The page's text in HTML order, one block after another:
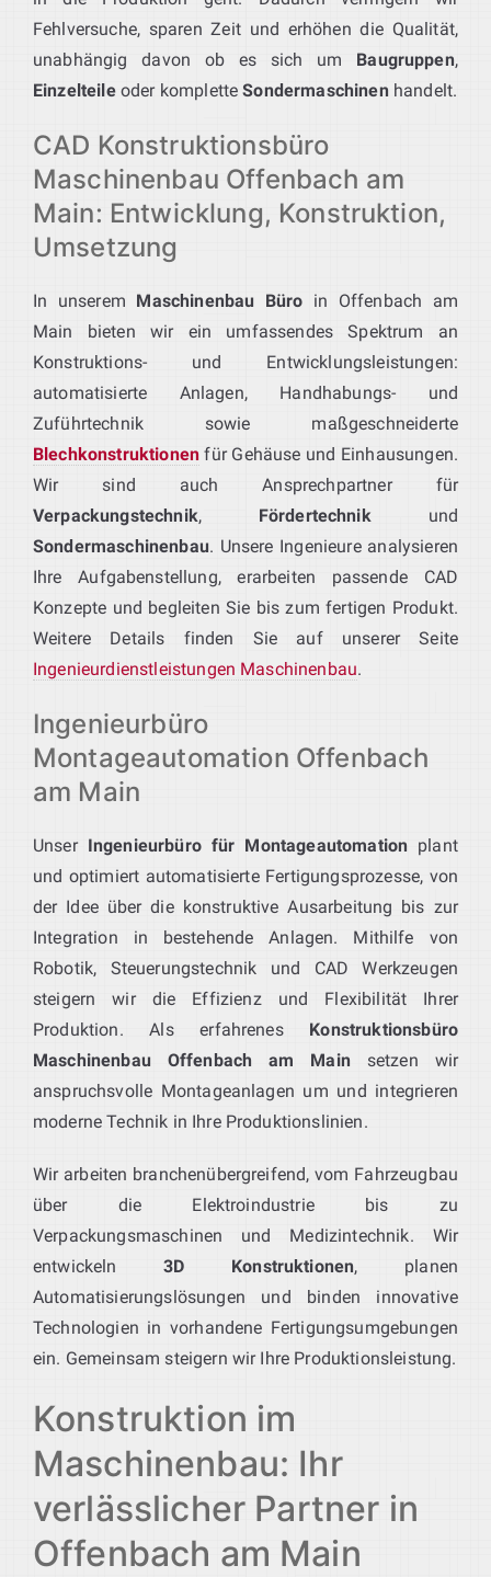
Fehlversuche, sparen Zeit und erhöhen die Qualität,
unabhängig davon ob es sich um Baugruppen,
Einzelteileoder kompletteSondermaschinenhandelt.
CAD Konstruktionsbüro
Maschinenbau Offenbach am
Main: Entwicklung, Konstruktion,
Umsetzung
In unserem Maschinenbau Büro in Offenbach am
Main bieten wir ein umfassendes Spektrum an
Konstruktions- und Entwicklungsleistungen:
automatisierte Anlagen, Handhabungs- und
Zuführtechnik sowie maßgeschneiderte
Blechkonstruktionen für Gehäuse und Einhausungen.
Wir sind auch Ansprechpartner für
Verpackungstechnik, Fördertechnikund
Sondermaschinenbau. Unsere Ingenieure analysieren
Ihre Aufgabenstellung, erarbeiten passende CAD
Konzepte und begleiten Sie bis zum fertigen Produkt.
Weitere Details finden Sie auf unserer Seite
Ingenieurdienstleistungen Maschinenbau.
Ingenieurbüro
Montageautomation Offenbach
am Main
Unser Ingenieurbüro für Montageautomation plant
und optimiert automatisierte Fertigungsprozesse, von
der Idee über die konstruktive Ausarbeitung bis zur
Integration in bestehende Anlagen. Mithilfe von
Robotik, Steuerungstechnik und CAD Werkzeugen
steigern wir die Effizienz und Flexibilität Ihrer
Produktion. Als erfahrenes Konstruktionsbüro
Maschinenbau Offenbach am Mainsetzen wir
anspruchsvolle Montageanlagen um und integrieren
moderne Technik in Ihre Produktionslinien.
Wir arbeiten branchenübergreifend, vom Fahrzeugbau
über die Elektroindustrie bis zu
Verpackungsmaschinen und Medizintechnik. Wir
entwickeln3D Konstruktionen, planen
Automatisierungslösungen und binden innovative
Technologien in vorhandene Fertigungsumgebungen
ein. Gemeinsam steigern wir Ihre Produktionsleistung.
Konstruktion im
Maschinenbau: Ihr
verlässlicher Partner in
Offenbach am Main